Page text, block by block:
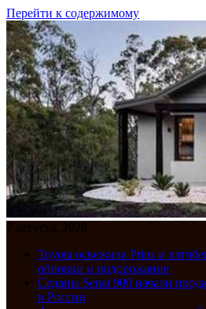
Перейти к содержимому
7 августа, 2026
Toyota освежила Prius и
обновки и подорожание
Седаны Senat 900 начали
в России